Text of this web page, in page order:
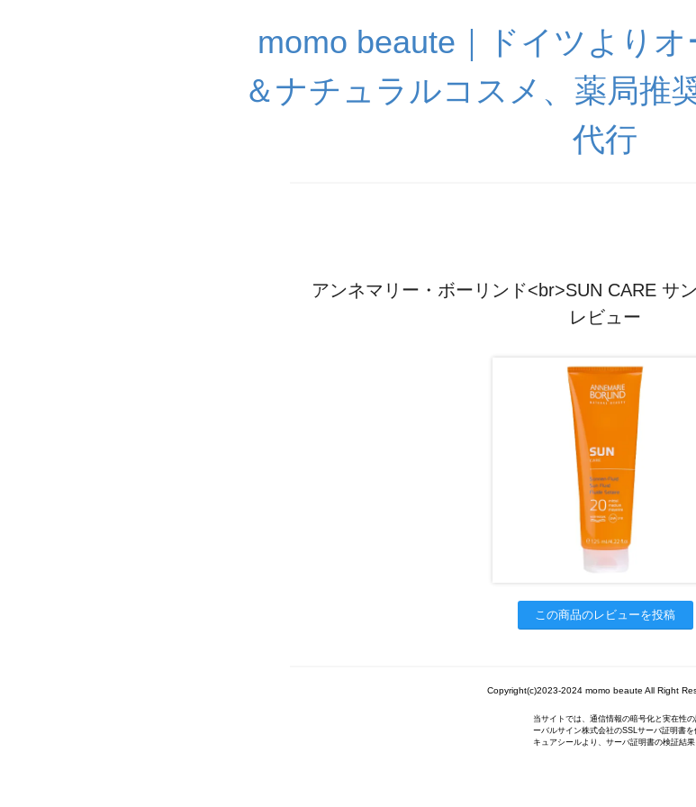
momo beaute｜ドイツより
＆ナチュラルコスメ、薬局推
代行
アンネマリー・ボーリンド<br>SUN CARE サ
レビュー
この商品のレビューを投稿
Copyright(c)2023-2024 momo beaute All Right
当サイトでは、通信情報の暗号化と実在性
ーバルサイン株式会社のSSLサーバ証明書
キュアシールより、サーバ証明書の検証結果